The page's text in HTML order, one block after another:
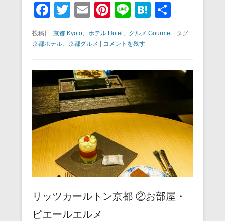
F
a
c
b
o
o
k
T
tt
E
ail
Pi
er
st
Li
n
e
H
a
投稿日: 京都 Kyoto ホテル Hotel グルメ Gourmet| タグ:
京都ホテル
京都グルメ | コメントを残す
リッツカールトン京都 ②お部屋・
ピエールエルメ